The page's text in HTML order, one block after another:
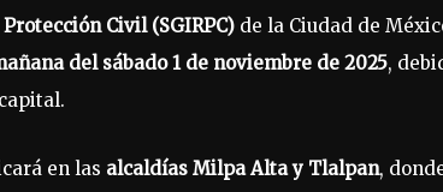
Civil (SGIRPC) de la Ciudad de
del sábado 1 de noviembre de 2025,
en las alcaldías Milpa Alta y Tlalpan,